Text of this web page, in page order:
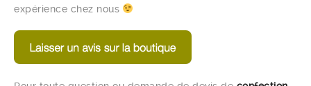
expérience chez nous